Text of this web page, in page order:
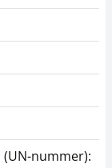
(UN-nummer):